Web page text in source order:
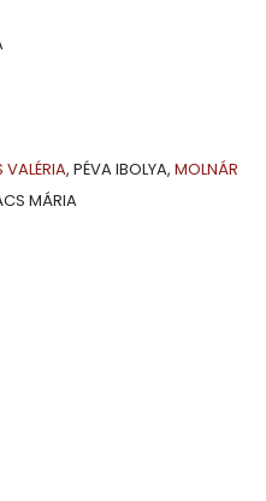
VALÉRIA, PÉVA IBOLYA, MOLNÁR
MÁRIA